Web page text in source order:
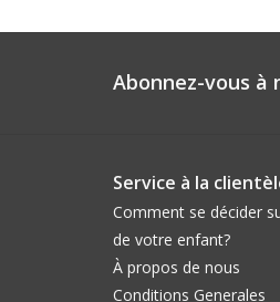
Abonnez-vous
Service à la
Comment se décider
de votre enfant?
À propos de nous
Conditions Generales